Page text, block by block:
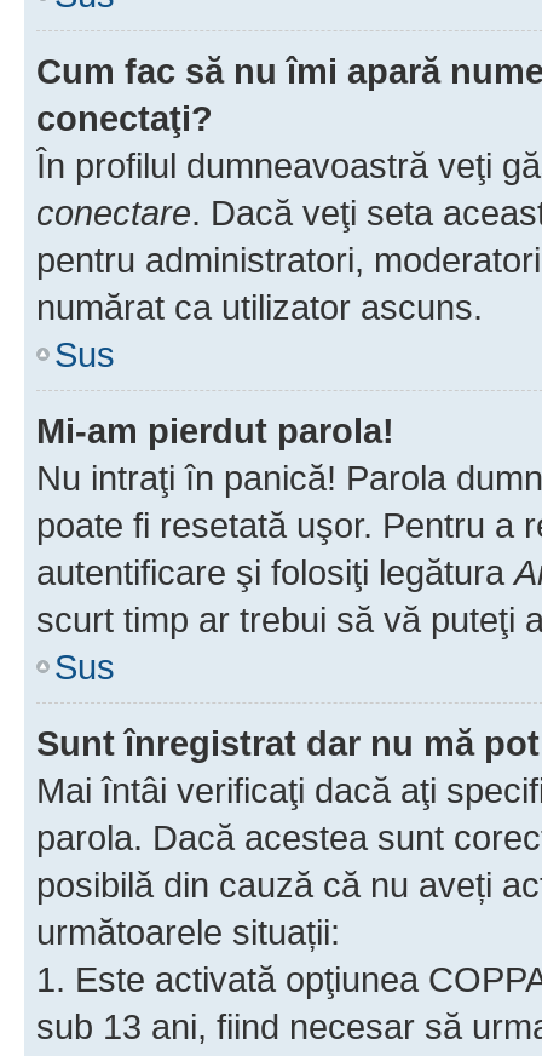
Cum fac să nu îmi apară
conectaţi?
În profilul dumneavoastră veţi
conectare. Dacă veţi seta
pentru administratori,
numărat ca utilizator ascuns.
Sus
Mi-am pierdut parola!
Nu intraţi în panică! Parola
poate fi resetată uşor. Pentru a
autentificare şi folosiţi legătura
scurt timp ar trebui să vă puteţi
Sus
Sunt înregistrat dar nu mă
Mai întâi verificaţi dacă aţi
parola. Dacă acestea sunt
posibilă din cauză că nu aveți
următoarele situații:
1. Este activată opţiunea
sub 13 ani, fiind necesar să